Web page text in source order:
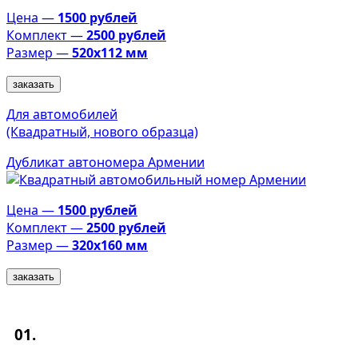
Цена — 1500 рублей
Комплект —2500 рублей
Размер —520х112 мм
заказать
Для автомобилей
(Квадратный, нового образца)
Дубликат автономера Армении
Цена — 1500 рублей
Комплект —2500 рублей
Размер —320х160 мм
заказать
01.